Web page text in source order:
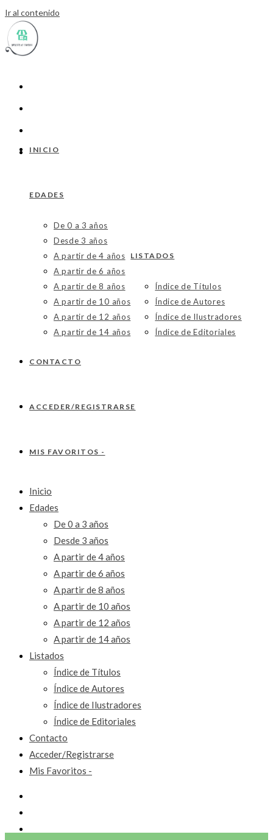
Ir al contenido
INICIO
EDADES
De 0 a 3 años
Desde 3 años
A partir de 4 años
A partir de 6 años
A partir de 8 años
A partir de 10 años
A partir de 12 años
A partir de 14 años
LISTADOS
Índice de Títulos
Índice de Autores
Índice de Ilustradores
Índice de Editoriales
CONTACTO
ACCEDER/REGISTRARSE
MIS FAVORITOS -
Inicio
Edades
De 0 a 3 años
Desde 3 años
A partir de 4 años
A partir de 6 años
A partir de 8 años
A partir de 10 años
A partir de 12 años
A partir de 14 años
Listados
Índice de Títulos
Índice de Autores
Índice de Ilustradores
Índice de Editoriales
Contacto
Acceder/Registrarse
Mis Favoritos -